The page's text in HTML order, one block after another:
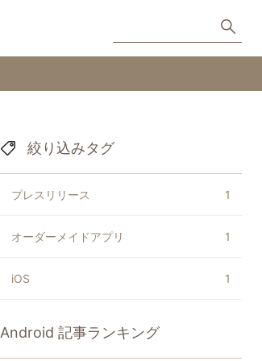
絞り込みタグ
プレスリリース 1
オーダーメイドアプリ 1
iOS 1
Android 記事ランキング